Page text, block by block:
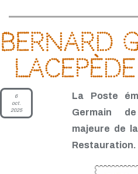
Bernard
Lacepède
6
oct.
2025
La Poste
Germain
majeure de
Restauration.